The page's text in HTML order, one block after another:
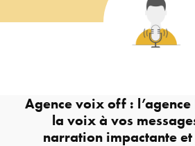
Agence voix off : l’agence
la voix à vos
narration impactante